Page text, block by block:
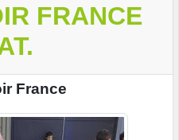
FRANCE
France